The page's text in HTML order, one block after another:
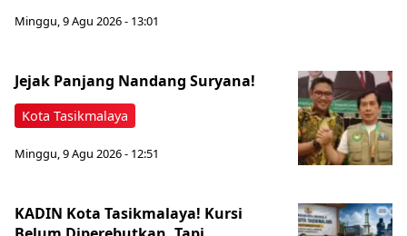
Minggu, 9 Agu 2026 - 13:01
Kota Tasikmalaya
Jejak Panjang Nandang Suryana!
Minggu, 9 Agu 2026 - 12:51
KADIN Kota Tasikmalaya! Kursi